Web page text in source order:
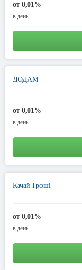
от 0,01%
в день
ДОДАМ
от 0,01%
в день
Качай Гроші
от 0,01%
в день